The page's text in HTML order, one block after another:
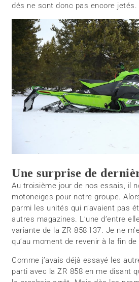
dés ne sont donc pas encore jetés.
Une surprise de
Au troisième jour de nos essais, il
motoneiges pour notre groupe.
parmi les unités qui n’avaient pas
autres magazines. L’une d’entre
variante de la ZR 858 137. Je ne
qu’au moment de revenir à la fin
Comme j’avais déjà essayé les
parti avec la ZR 858 en me disant